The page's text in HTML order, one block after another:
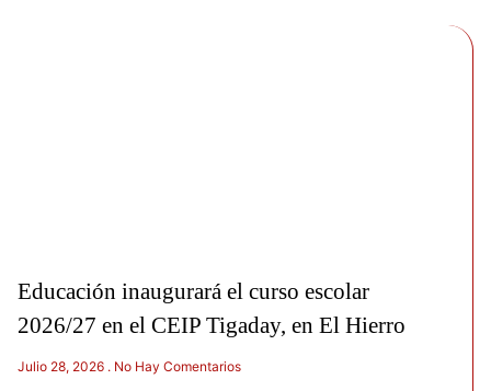
Educación inaugurará el curso escolar
2026/27 en el CEIP Tigaday, en El Hierro
Julio 28, 2026 No Hay Comentarios